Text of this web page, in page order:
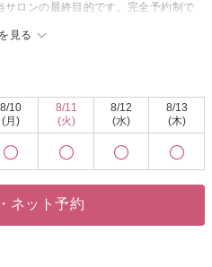
見る
ロンの最終目的です。完全予約制で
す！
もありますし、間に合わない場合は
インを的確に感じて対処できればいい
ルターをかけてしまいがち。わかっ
拾いながら、陰陽調和により自律神
8/10
(月)
8/11
(火)
8/12
(水)
8/13
(木)
ネット予約